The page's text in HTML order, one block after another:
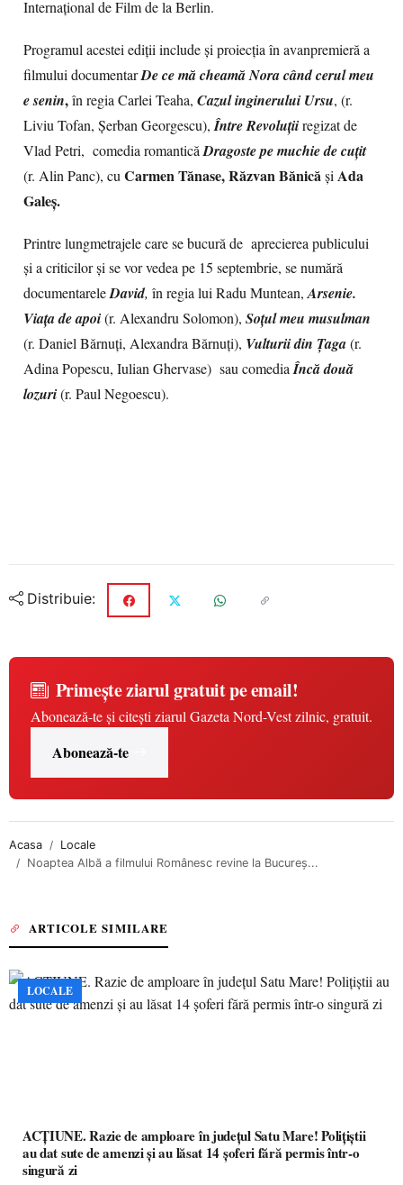
Internațional de Film de la Berlin.
Programul acestei ediții include și proiecția în avanpremieră a
filmului documentarDe ce mă cheamă Nora când cerul meu
e senin,în regia Carlei Teaha, Cazul inginerului Ursu, (r.
Liviu Tofan, Șerban Georgescu),Între Revoluțiiregizat de
Vlad Petri, comedia romanticăDragoste pe muchie de cuțit
(r. Alin Panc), cuCarmen Tănase, Răzvan BănicășiAda
Galeș.
Printre lungmetrajele care se bucură de aprecierea publicului
și a criticilor și se vor vedea pe 15 septembrie, se numără
documentareleDavid, în regia lui Radu Muntean,Arsenie.
Viața de apoi(r. Alexandru Solomon), Soțul meu musulman
(r. Daniel Bărnuți, Alexandra Bărnuți), Vulturii din Țaga(r.
Adina Popescu, Iulian Ghervase) sau comediaÎncă două
lozuri(r. Paul Negoescu).
Distribuie:
Primește ziarul gratuit pe email!
Abonează-te și citești ziarul Gazeta Nord-Vest zilnic, gratuit.
Abonează-te
Acasa
Locale
Noaptea Albă a filmului Românesc revine la Bucureș...
ARTICOLE SIMILARE
LOCALE
ACȚIUNE. Razie de amploare în județul Satu Mare! Polițiștii
au dat sute de amenzi și au lăsat 14 șoferi fără permis într-o
singură zi